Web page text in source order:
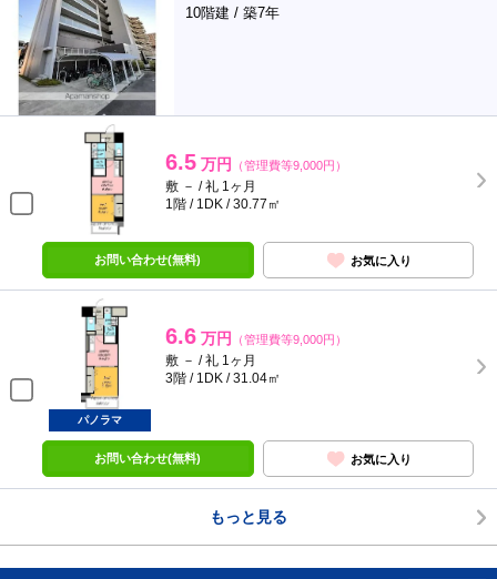
10階建 / 築7年
6.5 万円 （管理費等9,000円）
敷 － / 礼 1ヶ月
1階 / 1DK / 30.77㎡
お問い合わせ(無料) お気に入り
6.6 万円 （管理費等9,000円）
敷 － / 礼 1ヶ月
3階 / 1DK / 31.04㎡
パノラマ
お問い合わせ(無料) お気に入り
もっと見る